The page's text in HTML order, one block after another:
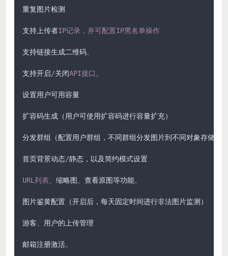
重复图片检测
支持上传者IP记录，并可配置IP黑名单操作
支持链接生成二维码。
支持开启/关闭API接口 。
设置用户可用容量
扩容码生成（用户可使用扩容码进行容量扩充）
分发群组（配置用户群组，不同群组分发图片到不同对象存储）
首页背景动态/静态，以及简约模式设置
URL列表 缩略图 。 查看原图等功能。
图片鉴黄配置（开启后，每天固定时间进行非法图片监测）
游客 用户的上传管理
邮箱注册激活。